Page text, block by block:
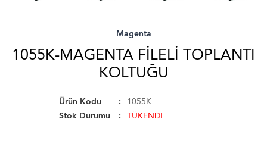
Magenta
1055K-MAGENTA FILELI TOPLANTI
KOLTUĞU
Ürün Kodu
1055K
Stok Durumu
TÜKENDİ